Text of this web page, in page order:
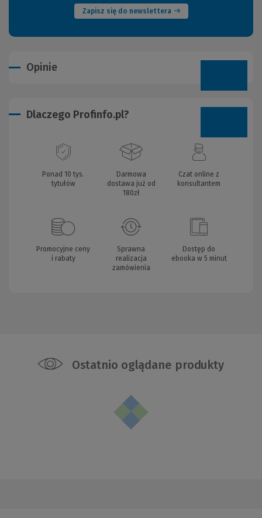
Zapisz się do newslettera
Opinie
Dlaczego Profinfo.pl?
Ponad 10 tys.
tytułów
Darmowa
dostawa już od
180zł
Czat online z
konsultantem
Promocyjne ceny
i rabaty
Sprawna
realizacja
zamówienia
Dostęp do
ebooka w 5 minut
Ostatnio oglądane produkty